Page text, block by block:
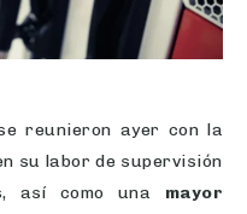
se reunieron ayer con la
su labor de supervisión
así como una mayor